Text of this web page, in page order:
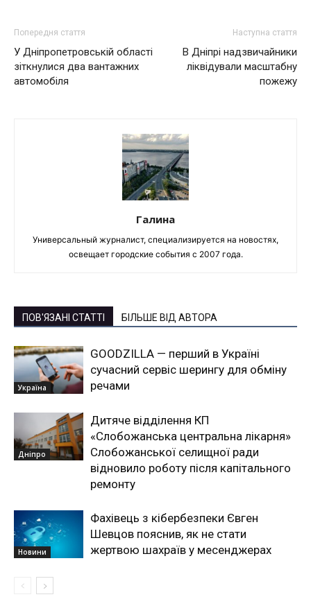
Попередня стаття
У Дніпропетровській області
зіткнулися два вантажних
автомобіля
Наступна стаття
В Дніпрі надзвичайники
ліквідували масштабну
пожежу
Галина
Универсальный журналист, специализируется на новостях,
освещает городские события с 2007 года.
ПОВ'ЯЗАНІ СТАТТІ БІЛЬШЕ ВІД АВТОРА
Україна
GOODZILLA — перший в Україні
сучасний сервіс шерингу для обміну
речами
Дніпро
Дитяче відділення КП
«Слобожанська центральна лікарня»
Слобожанської селищної ради
відновило роботу після капітального
ремонту
Новини
Фахівець з кібербезпеки Євген
Шевцов пояснив, як не стати
жертвою шахраїв у месенджерах